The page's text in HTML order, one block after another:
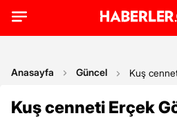
Anasayfa Güncel Kuş
Kuş cenneti Erçek